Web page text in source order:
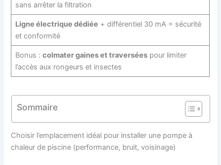
sans arrêter la filtration
Ligne électrique dédiée + différentiel 30 mA = sécurité
et conformité
Bonus : colmater gaines et traverséespour limiter
l’accès aux rongeurs et insectes
Sommaire
Choisir l’emplacement idéal pour installer une pompe à
chaleur de piscine (performance, bruit, voisinage)